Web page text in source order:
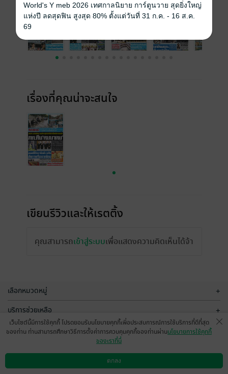
เรื่องที่คุณน่าจะสนใจ
เขียนรีวิวและให้เรตติ้ง
คุณสามารถเข้าสู่ระบบเพื่อแสดงความคิดเห็นได้จ้า
เลือกหมวดหมู่ +
บริการช่วยเหลือ +
เกี่ยวกับเรา
ดาวน์โหลดแอป วิธีการใช้งาน ติดต่อเรา
เว็บไซต์นี้มีการใช้คุกกี้ โปรดยอมรับนโยบายคุกกี้เพื่อประสบการณ์การใช้บริการที่ดีที่สุด
ของท่าน ท่านสามารถศึกษาวิธีการตั้งค่าการควบคุมคุกกี้ของท่านผ่านนโยบายการใช้คุกกี้
ของเราที่นี่
ตกลง
World's Y meb 2026 เทศกาลนิยาย การ์ตูนวาย สุดยิ่งใหญ่
แห่งปี ลดสุดฟิน สูงสุด 80% ตั้งแต่วันที่ 31 ก.ค. - 16 ส.ค.
69